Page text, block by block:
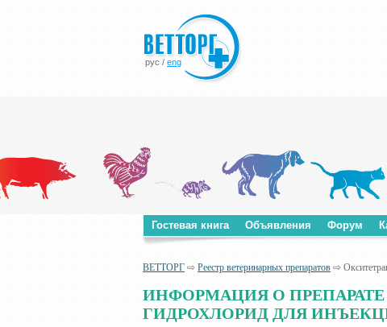
рус / eng
Гостевая книга Объявления Форум
ВЕТТОРГ ⇨ Реестр ветеринарных препаратов ⇨
ИНФОРМАЦИЯ О
ГИДРОХЛОРИД ДЛЯ